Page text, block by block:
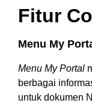
Fitur
Menu My
Menu My Portal
berbagai
untuk dokumen